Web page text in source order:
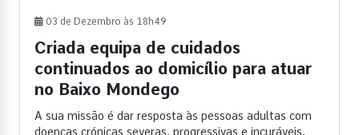
03 de Dezembro às 18h49
Criada equipa de cuidados
continuados ao domicílio para atuar
no Baixo Mondego
A sua missão é dar resposta às pessoas adultas com
doenças crónicas severas, progressivas e incuráveis,